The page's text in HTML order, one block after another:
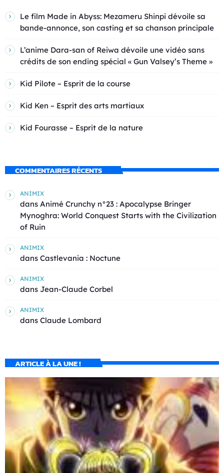
Le film Made in Abyss: Mezameru Shinpi dévoile sa
bande-annonce, son casting et sa chanson principale
L’anime Dara-san of Reiwa dévoile une vidéo sans
crédits de son ending spécial « Gun Valsey’s Theme »
Kid Pilote – Esprit de la course
Kid Ken – Esprit des arts martiaux
Kid Fourasse – Esprit de la nature
COMMENTAIRES RÉCENTS
ANIMIX
dans Animé Crunchy n°23 : Apocalypse Bringer
Mynoghra: World Conquest Starts with the Civilization
of Ruin
ANIMIX
dans Castlevania : Noctune
ANIMIX
dans Jean-Claude Corbel
ANIMIX
dans Claude Lombard
ARTICLE À LA UNE !